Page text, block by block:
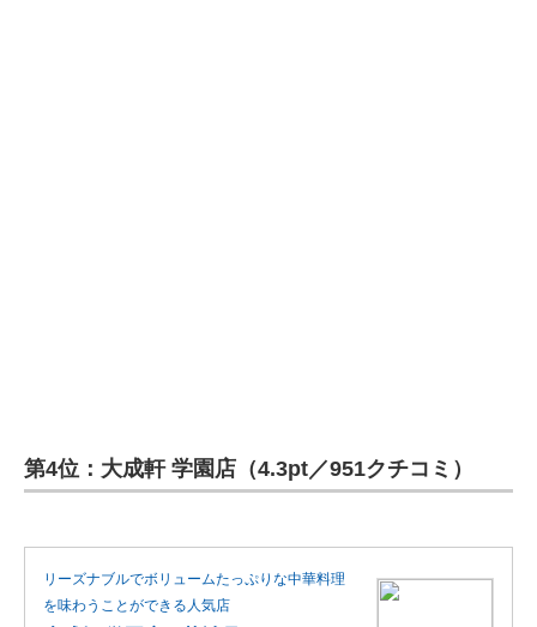
第4位：大成軒 学園店（4.3pt／951クチコミ）
リーズナブルでボリュームたっぷりな中華料理
を味わうことができる人気店